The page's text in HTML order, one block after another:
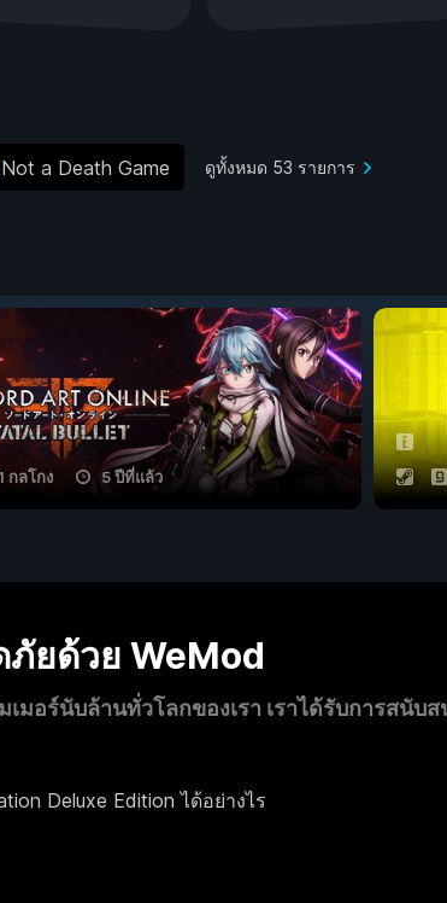
Not a Death Game ดูทั้งหมด 53 รายการ
กลโกง 5 ปีที่แล้ว
ยด้วย WeMod
มอร์นับล้านทั่วโลกของเรา เราได้รับการสนับ
Deluxe Edition ได้อย่างไร